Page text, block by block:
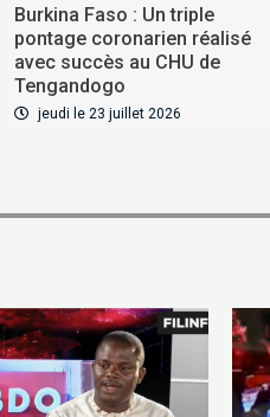
Burkina Faso : Un triple
pontage coronarien réalisé
avec succès au CHU de
Tengandogo
jeudi le 23 juillet 2026